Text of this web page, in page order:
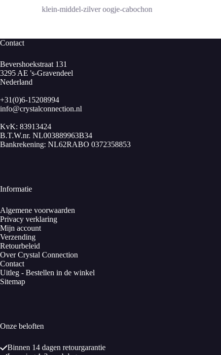
tot
klein-middel-zilver oogje-cabochon
Contact
Bevershoekstraat 131
3295 AE 's-Gravendeel
Nederland
+31(0)6-15208994
info@crystalconnection.nl
KvK: 83913424
B.T.W.nr. NL003889963B34
Bankrekening: NL62RABO 0372358853
Informatie
Algemene voorwaarden
Privacy verklaring
Mijn account
Verzending
Retourbeleid
Over Crystal Connection
Contact
Uitleg - Bestellen in de winkel
Sitemap
Onze beloften
Binnen 14 dagen retourgarantie